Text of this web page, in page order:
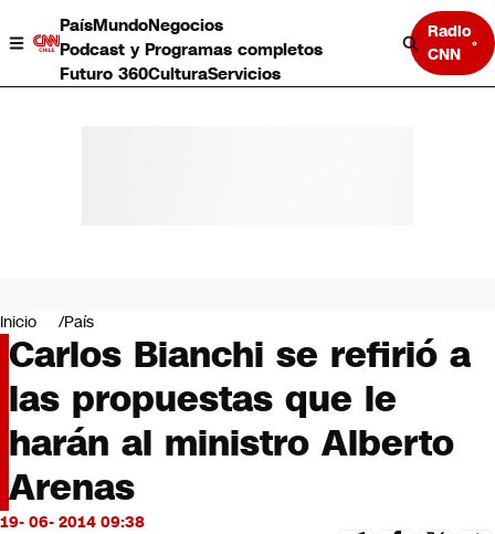
PaísMundoNegocios
Podcast y Programas completos
Futuro 360CulturaServicios
Radio
CNN
Negocios
Deportes
Programas completos
Cultura
Servicios
Bits
CNN tiempo
Futuro 360
Inicio País
Carlos Bianchi se refirió a
las propuestas que le
harán al ministro Alberto
Arenas
19- 06- 2014 09:38